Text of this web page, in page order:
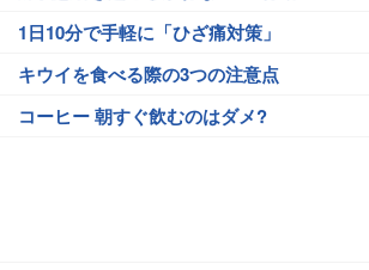
1日10分で手軽に「ひざ痛対策」
キウイを食べる際の3つの注意点
コーヒー 朝すぐ飲むのはダメ?